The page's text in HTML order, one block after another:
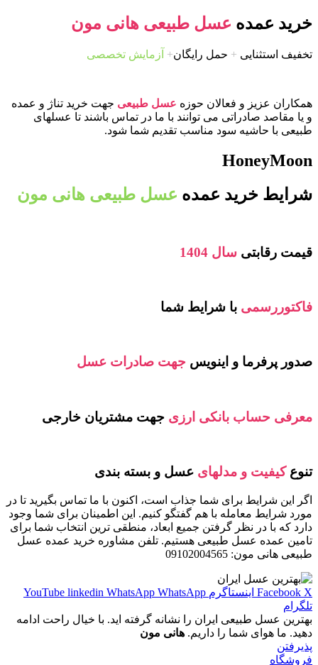
خرید عمده عسل طبیعی هانی مون
تخفیف استثنایی + حمل رایگان+ آزمایش تخصصی
همکاران عزیز و فعالان حوزه عسل طبیعی جهت خرید تناژ و عمده
و یا مقاصد صادراتی می توانند با ما در تماس باشند تا عسلهای
طبیعی با حاشیه سود مناسب تقدیم شما شود.
HoneyMoon
شرایط خرید عمده عسل طبیعی هانی مون
قیمت رقابتی سال 1404
فاکتوررسمی با شرایط شما
صدور پرفرما و اینویس جهت صادرات عسل
معرفی حساب بانکی ارزی جهت مشتریان خارجی
تنوعکیفیت و مدلهای عسل و بسته بندی
اگر این شرایط برای شما جذاب است، اکنون با ما تماس بگیرید تا در
مورد شرایط معامله با هم گفتگو کنیم. این اطمینان برای شما وجود
دارد که با در نظر گرفتن جمیع ابعاد، منطقی ترین انتخاب شما برای
تامین عمده عسل طبیعی هستیم. تلفن مشاوره خرید عمده عسل
طبیعی هانی مون: 09102004565
Facebook X اینستاگرم YouTube linkedin WhatsApp WhatsApp
تلگرام
بهترین عسل طبیعی ایران را نشانه گرفته اید. با خیال راحت ادامه
دهید. ما هوای شما را داریم. هانی مون
پذیرفتن
فروشگاه